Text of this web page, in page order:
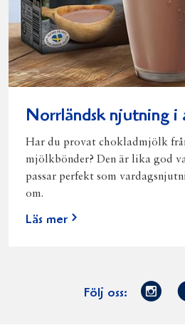
Norrländsk njutning i
Har du provat chokladmjölk
mjölkbönder? Den är lika god
passar perfekt som
om.
Läs mer
Följ oss: